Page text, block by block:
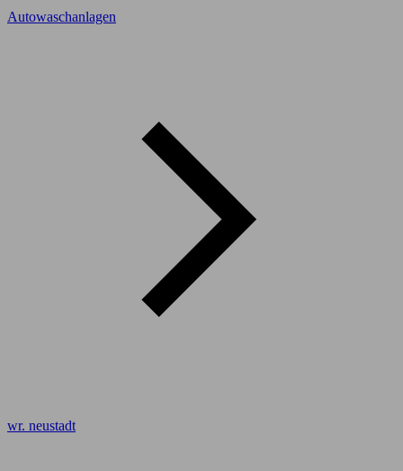
Autowaschanlagen
wr. neustadt